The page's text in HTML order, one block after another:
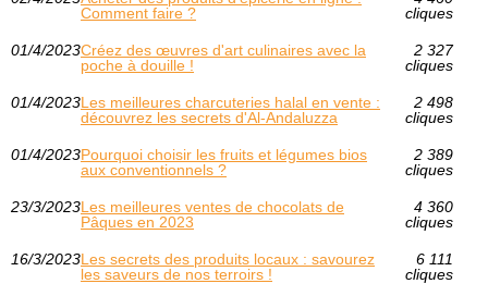
Comment faire ?
cliques
01/4/2023Créez des œuvres d'art culinaires avec la
poche à douille !
2 327
cliques
01/4/2023Les meilleures charcuteries halal en vente :
découvrez les secrets d'Al-Andaluzza
2 498
cliques
01/4/2023Pourquoi choisir les fruits et légumes bios
aux conventionnels ?
2 389
cliques
23/3/2023Les meilleures ventes de chocolats de
Pâques en 2023
4 360
cliques
16/3/2023Les secrets des produits locaux : savourez
les saveurs de nos terroirs !
6 111
cliques